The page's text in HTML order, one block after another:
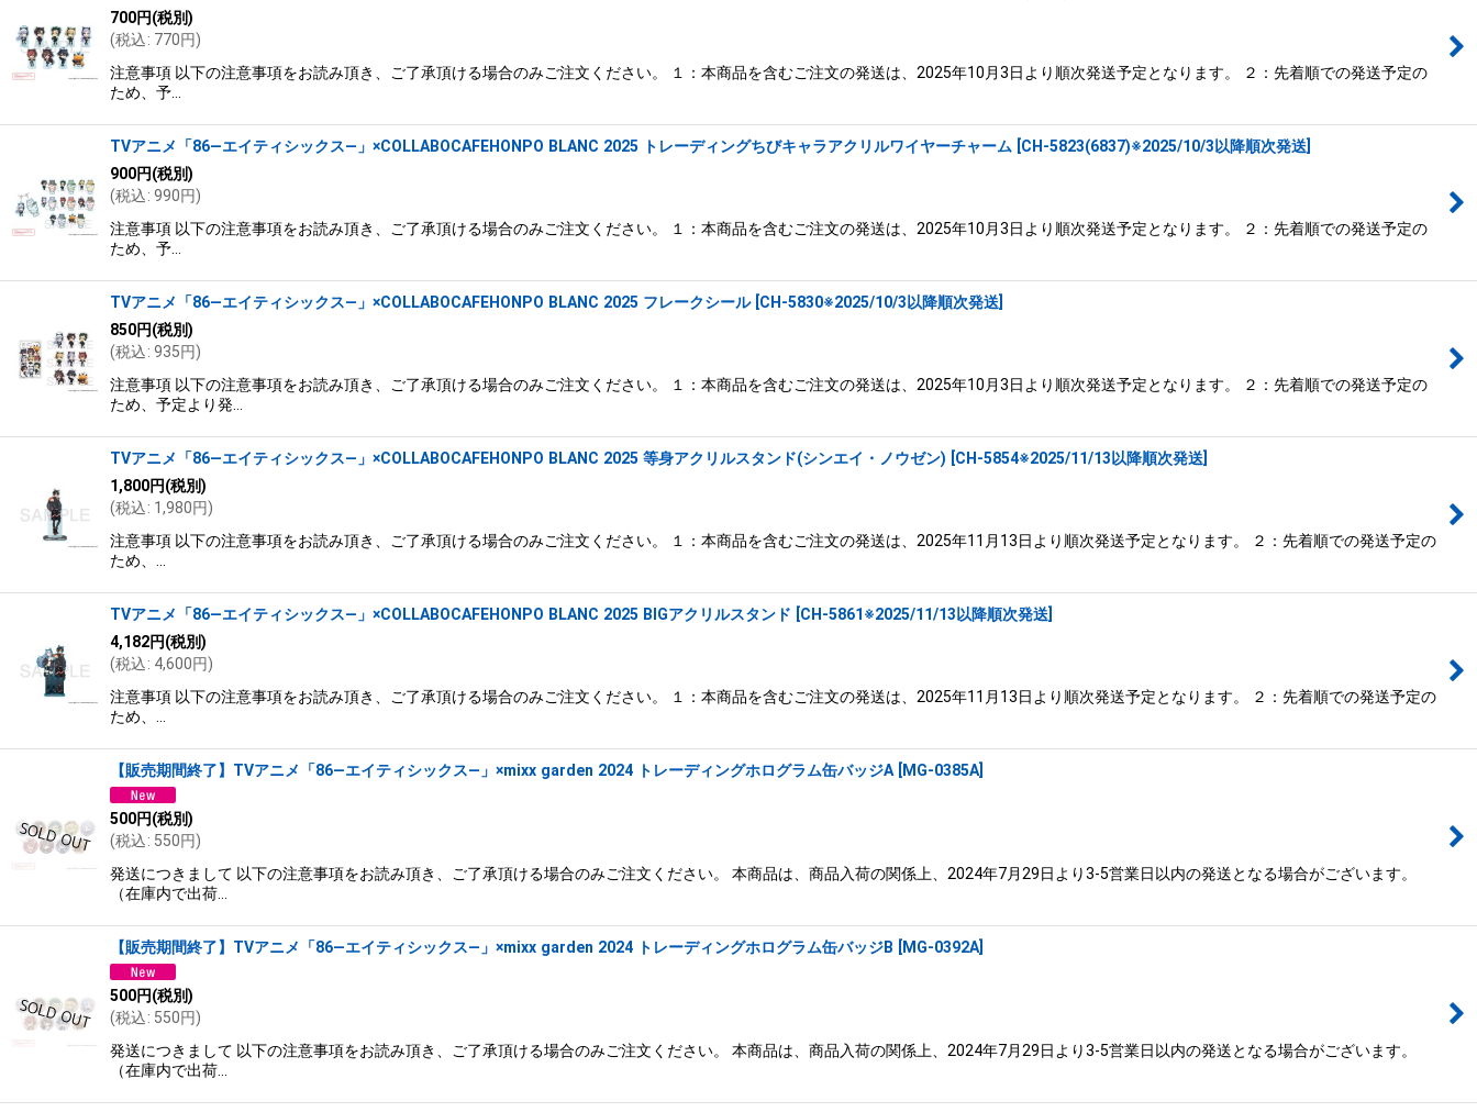
700円(税別)
(税込: 770円)
注意事項 以下の注意事項をお読み頂き、ご了承頂ける場合のみご注文ください。 １：本商品を含むご注文の発送は、2025年10月3日より順次発送予定となります。 ２：先着順での発送予定の
ため、予…
TVアニメ「86―エイティシックス―」×COLLABOCAFEHONPO BLANC 2025 トレーディングちびキャラアクリルワイヤーチャーム CH-5823(6837)※2025/10/3以降順次発送
900円(税別)
(税込: 990円)
注意事項 以下の注意事項をお読み頂き、ご了承頂ける場合のみご注文ください。 １：本商品を含むご注文の発送は、2025年10月3日より順次発送予定となります。 ２：先着順での発送予定の
ため、予…
TVアニメ「86―エイティシックス―」×COLLABOCAFEHONPO BLANC 2025 フレークシール CH-5830※2025/10/3以降順次発送
850円(税別)
(税込: 935円)
注意事項 以下の注意事項をお読み頂き、ご了承頂ける場合のみご注文ください。 １：本商品を含むご注文の発送は、2025年10月3日より順次発送予定となります。 ２：先着順での発送予定の
ため、予定より発…
TVアニメ「86―エイティシックス―」×COLLABOCAFEHONPO BLANC 2025 等身アクリルスタンド(シンエイ・ノウゼン) CH-5854※2025/11/13以降順次発送
1,800円(税別)
(税込: 1,980円)
注意事項 以下の注意事項をお読み頂き、ご了承頂ける場合のみご注文ください。 １：本商品を含むご注文の発送は、2025年11月13日より順次発送予定となります。 ２：先着順での発送予定の
ため、…
TVアニメ「86―エイティシックス―」×COLLABOCAFEHONPO BLANC 2025 BIGアクリルスタンド CH-5861※2025/11/13以降順次発送
4,182円(税別)
(税込: 4,600円)
注意事項 以下の注意事項をお読み頂き、ご了承頂ける場合のみご注文ください。 １：本商品を含むご注文の発送は、2025年11月13日より順次発送予定となります。 ２：先着順での発送予定の
ため、…
【販売期間終了】TVアニメ「86―エイティシックス―」×mixx garden 2024 トレーディングホログラム缶バッジA MG-0385A
500円(税別)
(税込: 550円)
発送につきまして 以下の注意事項をお読み頂き、ご了承頂ける場合のみご注文ください。 本商品は、商品入荷の関係上、2024年7月29日より3-5営業日以内の発送となる場合がございます。
（在庫内で出荷…
【販売期間終了】TVアニメ「86―エイティシックス―」×mixx garden 2024 トレーディングホログラム缶バッジB MG-0392A
500円(税別)
(税込: 550円)
発送につきまして 以下の注意事項をお読み頂き、ご了承頂ける場合のみご注文ください。 本商品は、商品入荷の関係上、2024年7月29日より3-5営業日以内の発送となる場合がございます。
（在庫内で出荷…